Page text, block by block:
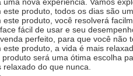
este produto, todos os dias são
este produto, você resolverá
fácil de usar e seu
perfeito, para que você não
este produto, a vida é mais
produto será uma ótima escolha
relaxado do que nunca.